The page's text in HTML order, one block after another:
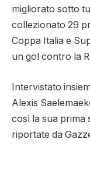
migliorato sotto
collezionato 29
Coppa Italia e
un gol contro la
Intervistato
Alexis
così la sua prima
riportate da